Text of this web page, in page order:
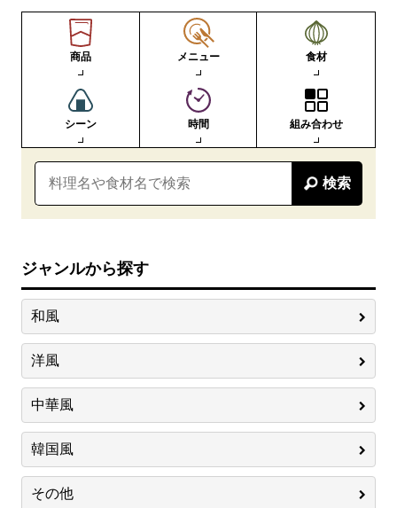
商品 メニュー 食材
シーン 時間 組み合わせ
検索
ジャンルから探す
和風
洋風
中華風
韓国風
その他